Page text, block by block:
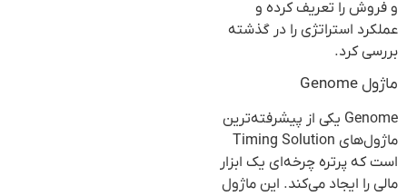
و فروش را تعریف کرده و
عملکرد استراتژی را در گذشته
بررسی کرد.
ماژول Genome
Genome یکی از پیشرفته‌ترین
ماژول‌های Timing Solution
است که پرتره چرخه‌ای یک ابزار
مالی را ایجاد می‌کند. این ماژول